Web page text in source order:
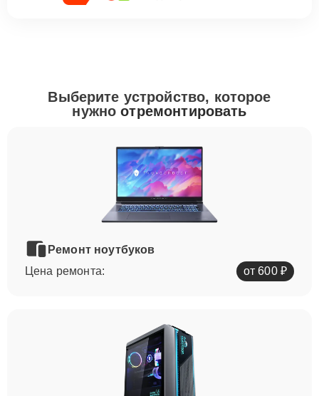
Выберите устройство, которое
нужноотремонтировать
Ремонт ноутбуков
Цена ремонта:
от 600 ₽